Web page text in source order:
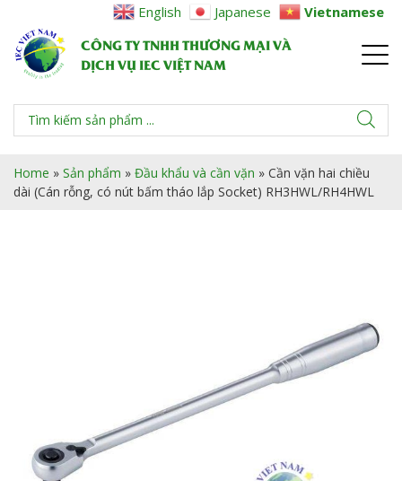
CÔNG TY TNHH THƯƠNG MẠI VÀ
DỊCH VỤ IEC VIỆT NAM
Home » Sản phẩm » Đầu khẩu và cần vặn » Cần vặn hai chiều
dài (Cán rỗng, có nút bấm tháo lắp Socket) RH3HWL/RH4HWL
English Japanese Vietnamese